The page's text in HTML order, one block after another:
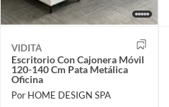
VIDITA
Escritorio Con Cajonera Móvil
120-140 Cm Pata Metálica
Oficina
Por HOME DESIGN SPA